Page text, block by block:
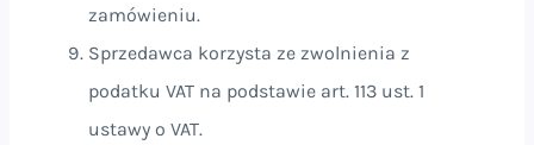
zamówieniu.
Sprzedawca korzysta ze zwolnienia z
podatku VAT na podstawie art. 113 ust. 1
ustawy o VAT.